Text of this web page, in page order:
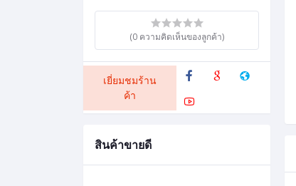
(0 ความคิดเห็นของลูกค้า)
เยี่ยมชมร้าน
ค้า
สินค้าขายดี